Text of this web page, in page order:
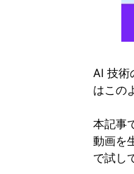
AI 技術
はこの
本記事
動画を
で試し